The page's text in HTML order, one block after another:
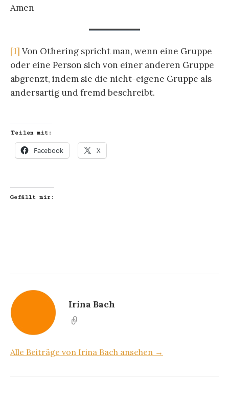
Amen
[1] Von Othering spricht man, wenn eine Gruppe
oder eine Person sich von einer anderen Gruppe
abgrenzt, indem sie die nicht-eigene Gruppe als
andersartig und fremd beschreibt.
Teilen mit:
Facebook X
Gefällt mir:
Irina Bach
Alle Beiträge von Irina Bach ansehen →